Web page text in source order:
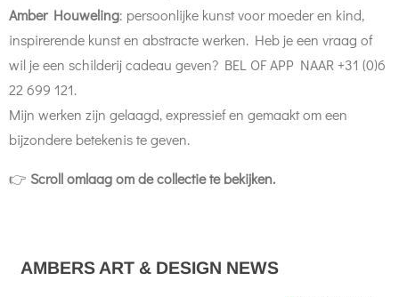
Amber Houweling: persoonlijke kunst voor moeder en kind,
inspirerende kunst en abstracte werken. Heb je een vraag of
wil je een schilderij cadeau geven? BEL OF APP NAAR +31 (0)6
22 699 121.
Mijn werken zijn gelaagd, expressief en gemaakt om een
bijzondere betekenis te geven.
👉 Scroll omlaag om de collectie te bekijken.
AMBERS ART & DESIGN NEWS